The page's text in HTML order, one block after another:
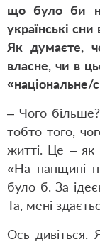
що було би
українські сни
Як думаєте,
власне, чи в
«національне/
– Чого
тобто того,
житті. Це –
«На панщині
було б. За
Та, мені
Ось дивіться.